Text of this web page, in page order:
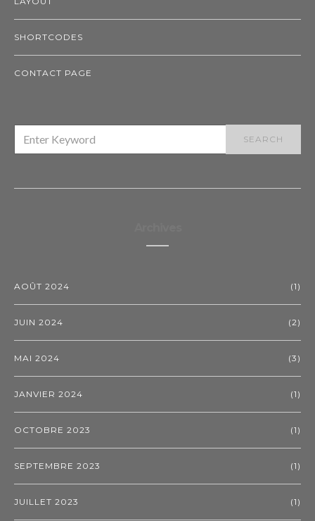
SHORTCODES
CONTACT PAGE
FOR:
SEARCH
AOÛT 2024 (1)
JUIN 2024 (2)
MAI 2024 (3)
JANVIER 2024 (1)
OCTOBRE 2023 (1)
SEPTEMBRE 2023 (1)
JUILLET 2023 (1)